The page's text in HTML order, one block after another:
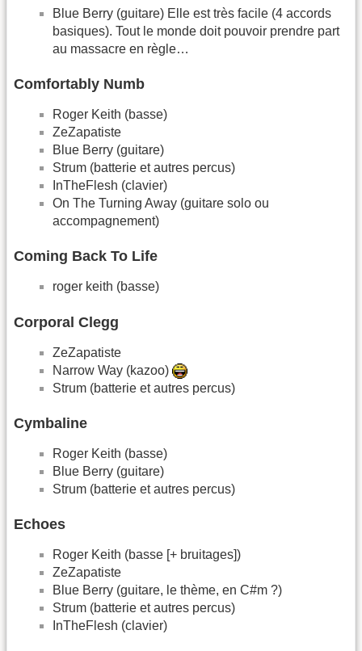
Blue Berry (guitare) Elle est très facile (4 accords
basiques). Tout le monde doit pouvoir prendre part
au massacre en règle…
Comfortably Numb
Roger Keith (basse)
ZeZapatiste
Blue Berry (guitare)
Strum (batterie et autres percus)
InTheFlesh (clavier)
On The Turning Away (guitare solo ou
accompagnement)
Coming Back To Life
roger keith (basse)
Corporal Clegg
ZeZapatiste
Narrow Way (kazoo)
Strum (batterie et autres percus)
Cymbaline
Roger Keith (basse)
Blue Berry (guitare)
Strum (batterie et autres percus)
Echoes
Roger Keith (basse [+ bruitages])
ZeZapatiste
Blue Berry (guitare, le thème, en C#m ?)
Strum (batterie et autres percus)
InTheFlesh (clavier)